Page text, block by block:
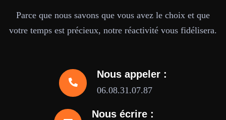
Parce que nous savons que vous avez le choix et que
votre temps est précieux, notre réactivité vous fidélisera.
Nous appeler :
06.08.31.07.87
Nous écrire :